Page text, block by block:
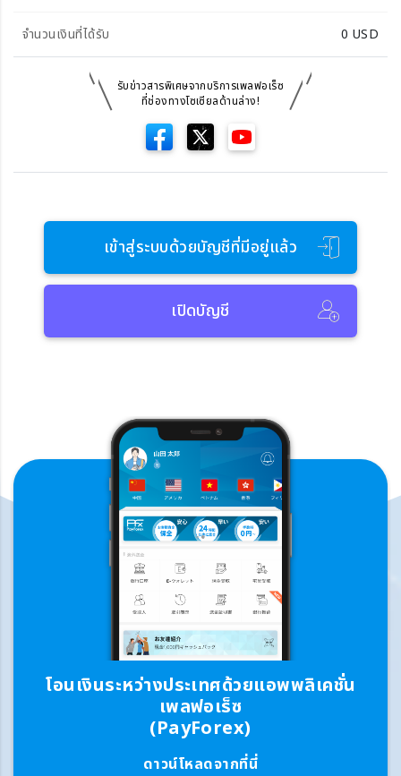
จำนวนเงินที่ได้รับ 0 USD
รับข่าวสารพิเศษจากบริการเพลฟอเร็ซ
ที่ช่องทางโซเซียลด้านล่าง!
เข้าสู่ระบบด้วยบัญชีที่มีอยู่แล้ว
เปิดบัญชี
โอนเงินระหว่างประเทศด้วยแอพพลิเคชั่น
เพลฟอเร็ซ
(PayForex)
ดาวน์โหลดจากที่นี่